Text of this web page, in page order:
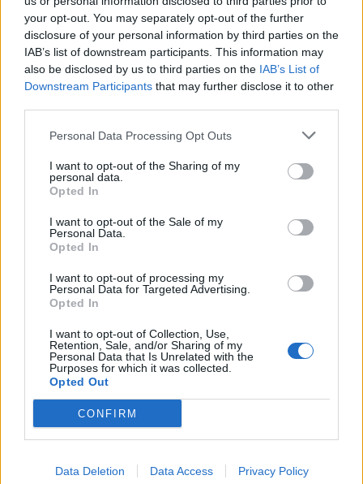
your opt-out. You may separately opt-out of the further
disclosure of your personal information by third parties on the
IAB’s list of downstream participants. This information may
also be disclosed by us to third parties on the IAB’s List of
Downstream Participants that may further disclose it to other
Personal Data Processing Opt Outs
I want to opt-out of the Sharing of my
personal data.
Opted In
I want to opt-out of the Sale of my
Personal Data.
Opted In
I want to opt-out of processing my
Personal Data for Targeted Advertising.
Opted In
I want to opt-out of Collection, Use,
Retention, Sale, and/or Sharing of my
Personal Data that Is Unrelated with the
Purposes for which it was collected.
Opted Out
CONFIRM
Data Deletion Data Access Privacy Policy
Grovhacka choklad och smält chokladen tillsammans
med grädde.
Tillsätt krydda och rör slätt.
Bred ut chokladen ovanpå kakan, jämna till och ställ i
kylen att stelna.
Skär i bitar av önskad storlek och servera